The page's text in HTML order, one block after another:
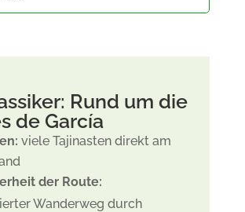
Rund um die
de García
viele Tajinasten direkt am
der Route:
Wanderweg durch